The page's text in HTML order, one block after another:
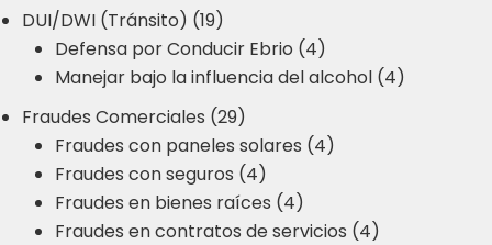
DUI/DWI (Tránsito) (19)
Defensa por Conducir Ebrio (4)
Manejar bajo la influencia del alcohol (4)
Fraudes Comerciales (29)
Fraudes con paneles solares (4)
Fraudes con seguros (4)
Fraudes en bienes raíces (4)
Fraudes en contratos de servicios (4)